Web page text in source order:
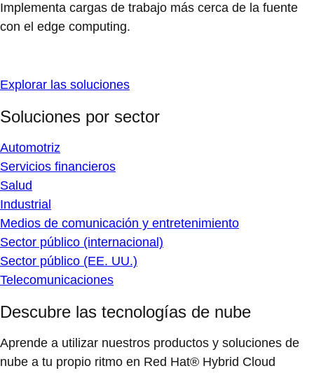
Implementa cargas de trabajo más cerca de la fuente
con el edge computing.
Explorar las soluciones
Soluciones por sector
Automotriz
Servicios financieros
Salud
Industrial
Medios de comunicación y entretenimiento
Sector público (internacional)
Sector público (EE. UU.)
Telecomunicaciones
Descubre las tecnologías de nube
Aprende a utilizar nuestros productos y soluciones de
nube a tu propio ritmo en Red Hat® Hybrid Cloud